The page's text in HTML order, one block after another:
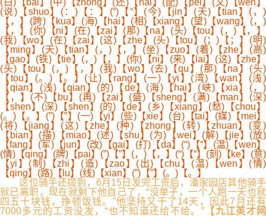
(白)【bai】(中)【zhong】(还)【hai】(配)【pei】(文)【wen】
(说)【shuo】(：)【：】(“)【“】(今)【jin】(天)【tian】(，)
【，】(跨)【kua】(海)【hai】(相)【xiang】(望)【wang】(，)
【，】(你)【ni】(在)【zai】(那)【na】(头)【tou】(，)【，】
(我)【wo】(在)【zai】(这)【zhe】(头)【tou】(；)【；】(明)
【ming】(天)【tian】(，)【，】(坐)【zuo】(着)【zhe】(高)
【gao】(铁)【tie】(，)【，】(你)【ni】(来)【lai】(这)【zhe】
(头)【tou】(，)【，】(我)【wo】(去)【qu】(那)【na】(头)
【tou】(。)【。】(让)【rang】(一)【yi】(湾)【wan】(浅)
【qian】(浅)【qian】(的)【de】(海)【hai】(峡)【xia】(，)
【，】(不)【bu】(再)【zai】(盛)【sheng】(满)【man】(深)
【shen】(深)【shen】(的)【de】(乡)【xiang】(愁)【chou】
(。)【。】(”)【”】(一)【yi】(些)【xie】(台)【tai】(媒)【mei】
(将)【jiang】(这)【zhe】(种)【zhong】(转)【zhuan】(变)
【bian】(描)【miao】(述)【shu】(为)【wei】(解)【jie】(放)
【fang】(军)【jun】(改)【gai】(打)【da】(“)【“】(温)【wen】
(情)【qing】(牌)【pai】(”)【”】(，)【，】(“)【“】(刻)【ke】(意)
【yi】(制)【zhi】(造)【zao】(出)【chu】(温)【wen】(情)
【qing】(路)【lu】(线)【xian】(”)【”】(。)【。】
这位骑手还提到，6月15日发完工资后，潘家园店其他骑手
就已离职，现在就剩下他自己了，“没单子，一个人跑一天也就
四五十块钱，挣顿饭钱。”他坚持又干了14天，因此7月还有
7000多元的工资没发，“也不知道还给不给。”【九江英才网